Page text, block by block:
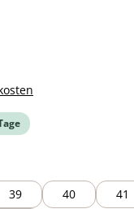
39 40 41